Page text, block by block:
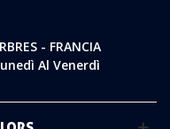
- FRANCIA
Al Venerdì